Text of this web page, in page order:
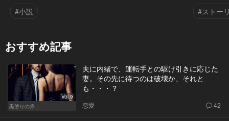
#小説 #ストー
おすすめ記事
Vol.9
黒塗りの扉
夫に内緒で、運転手との駆け引きに応じた
妻。その先に待つのは破壊か、それと
も・・・？
恋愛 42